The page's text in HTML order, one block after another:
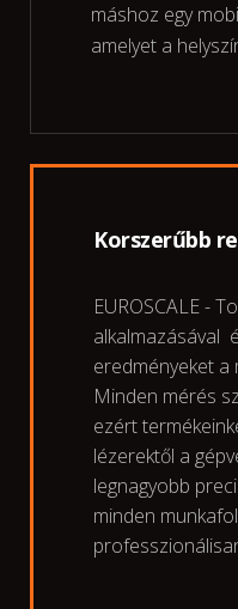
máshoz egy
amelyet a
Korszerűbb
EUROSCALE -
alkalmazásával
eredményeket a
Minden mérés
ezért
lézerektől a
legnagyobb
minden